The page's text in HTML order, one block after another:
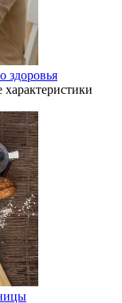
здоровья